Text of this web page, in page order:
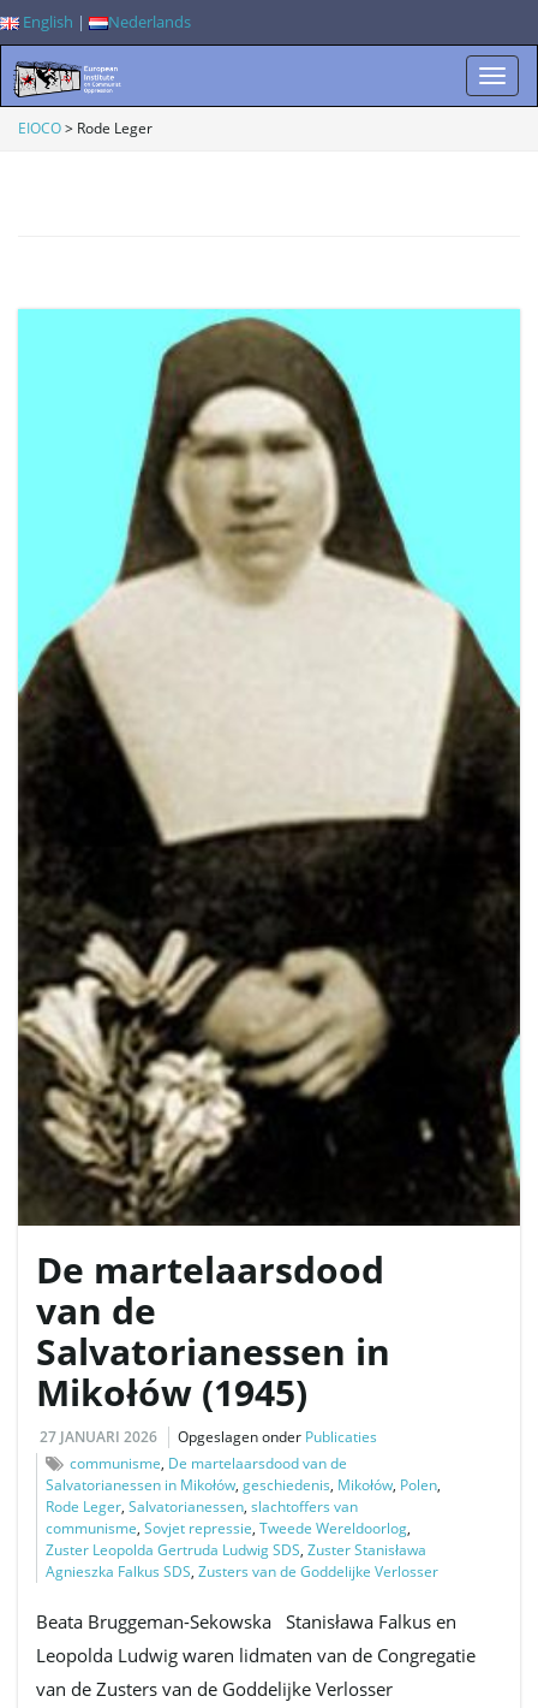
English | Nederlands
e
v
EIOCO> Rode Leger
De martelaarsdood
van de
Salvatorianessen in
Mikołów (1945)
27 JANUARI 2026 Opgeslagen onder Publicaties
communisme, De martelaarsdood van de
Salvatorianessen in Mikołów, geschiedenis, Mikołów, Polen,
Rode Leger, Salvatorianessen, slachtoffers van
communisme, Sovjet repressie, Tweede Wereldoorlog,
Zuster Leopolda Gertruda Ludwig SDS, Zuster Stanisława
Agnieszka Falkus SDS, Zusters van de Goddelijke Verlosser
Beata Bruggeman-Sekowska Stanisława Falkus en
Leopolda Ludwig waren lidmaten van de Congregatie
van de Zusters van de Goddelijke Verlosser